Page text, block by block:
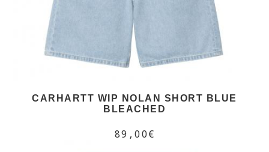
CARHARTT WIP NOLAN SHORT BLUE
BLEACHED
89,00€